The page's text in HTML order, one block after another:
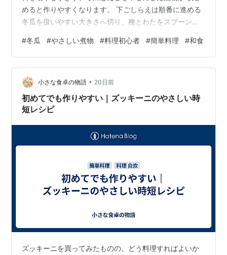
めると作りやすくなります。 下ごしらえは順番に進める
冬瓜を扱いやすい大きさへ切り、種とわたをスプーンな
つむきます。大きな塊のまま無理に切らず、小さく分け
てから作業すると安定しやすくなります。 煮る大きさ
は、一口より少し大きい程度を目安にそろえます。小さ
すぎると崩れやすく、大きすぎると火が通るまで時間が
かかるため、同じくらいの大きさにすることが大切で
す。 煮汁は控えめな味から だしにしょうゆ、みり…
#冬瓜 #やさしい煮物 #料理初心者 #簡単料理 #和食
小さな食卓の物語 • 20日前
初めてでも作りやすい｜ズッキーニのやさしい時
短レシピ
ズッキーニを買ってみたものの、どう料理すればよいか